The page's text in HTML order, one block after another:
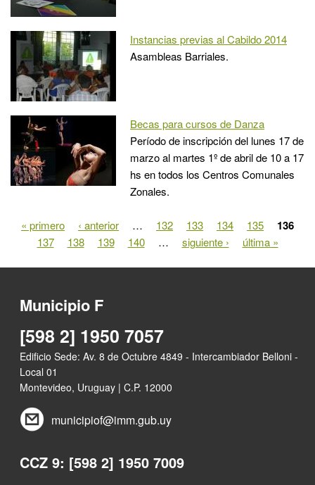
Instancias previas al Cabildo 2014
Asambleas Barriales.
Becas para cursos de Danza
Período de inscripción del lunes 17 de
marzo al martes 1º de abril de 10 a 17
hs en todos los Centros Comunales
Zonales.
Páginas
« primero ‹ anterior … 132 133 134 135 136
137 138 139 140 … siguiente › última »
Municipio F
[598 2] 1950 7057
Edificio Sede: Av. 8 de Octubre 4849 - Intercambiador Belloni -
Local 01
Montevideo, Uruguay | C.P. 12000
municipiof@imm.gub.uy
CCZ 9: [598 2] 1950 7009